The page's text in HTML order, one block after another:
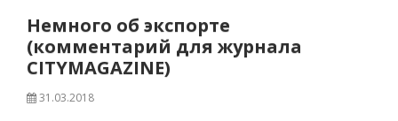
Немного об экспорте
(комментарий для журнала
CITYMAGAZINE)
31.03.2018